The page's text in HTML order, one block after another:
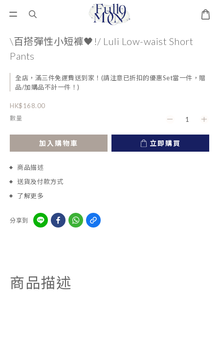
\百搭彈性小短褲🖤!/ Luli Low-waist Short
Pants
全店，滿三件免運費送到家！(請注意已折扣的優惠Set當一件，贈
品/加購品不計一件！)
HK$168.00
數量
加入購物車 立即購買
商品描述
送貨及付款方式
了解更多
分享到
商品描述